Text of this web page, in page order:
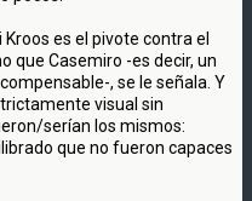
es el pivote contra el
que Casemiro -es decir, un
, se le señala. Y
visual sin
serían los mismos:
que no fueron capaces